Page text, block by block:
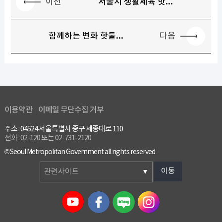
이전 서울시 생활체육 핫...
함께하는 변화 핫둘... 다음
이용약관 이메일 무단수집 거부
주소 : 04524 서울특별시 중구 세종대로 110
전화 : 02-120 또는 02-731-2120
© Seoul Metropolitan Government all rights reserved
관련사이트 이동